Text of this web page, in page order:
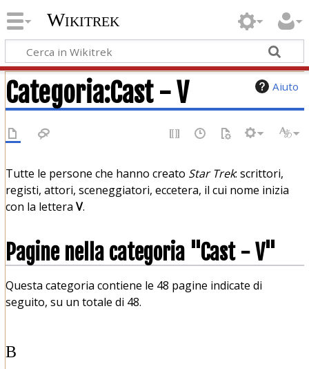
Wikitrek
Aiuto
Categoria:Cast - V
Tutte le persone che hanno creato Star Trek: scrittori,
registi, attori, sceneggiatori, eccetera, il cui nome inizia
con la lettera V.
Pagine nella categoria "Cast - V"
Questa categoria contiene le 48 pagine indicate di
seguito, su un totale di 48.
B